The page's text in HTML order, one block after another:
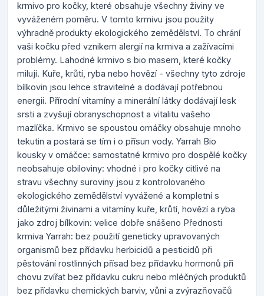
krmivo pro kočky, které obsahuje všechny živiny ve
vyváženém poměru. V tomto krmivu jsou použity
výhradně produkty ekologického zemědělství. To chrání
vaši kočku před vznikem alergií na krmiva a zažívacími
problémy. Lahodné krmivo s bio masem, které kočky
milují. Kuře, krůtí, ryba nebo hovězí - všechny tyto zdroje
bílkovin jsou lehce stravitelné a dodávají potřebnou
energii. Přírodní vitamíny a minerální látky dodávají lesk
srsti a zvyšují obranyschopnost a vitalitu vašeho
mazlíčka. Krmivo se spoustou omáčky obsahuje mnoho
tekutin a postará se tím i o přísun vody. Yarrah Bio
kousky v omáčce: samostatné krmivo pro dospělé kočky
neobsahuje obiloviny: vhodné i pro kočky citlivé na
stravu všechny suroviny jsou z kontrolovaného
ekologického zemědělství vyvážené a kompletní s
důležitými živinami a vitamíny kuře, krůtí, hovězí a ryba
jako zdroj bílkovin: velice dobře snášeno Přednosti
krmiva Yarrah: bez použití geneticky upravovaných
organismů bez přídavku herbicidů a pesticidů při
pěstování rostlinných přísad bez přídavku hormonů při
chovu zvířat bez přídavku cukru nebo mléčných produktů
bez přídavku chemických barviv, vůní a zvýrazňovačů